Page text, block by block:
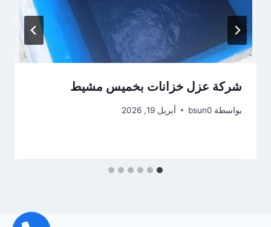
شركة عزل خزانات بخميس مشيط
بواسطة bsun0 أبريل 19, 2026